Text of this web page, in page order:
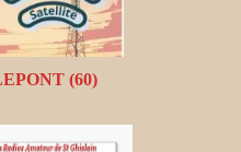
(60)